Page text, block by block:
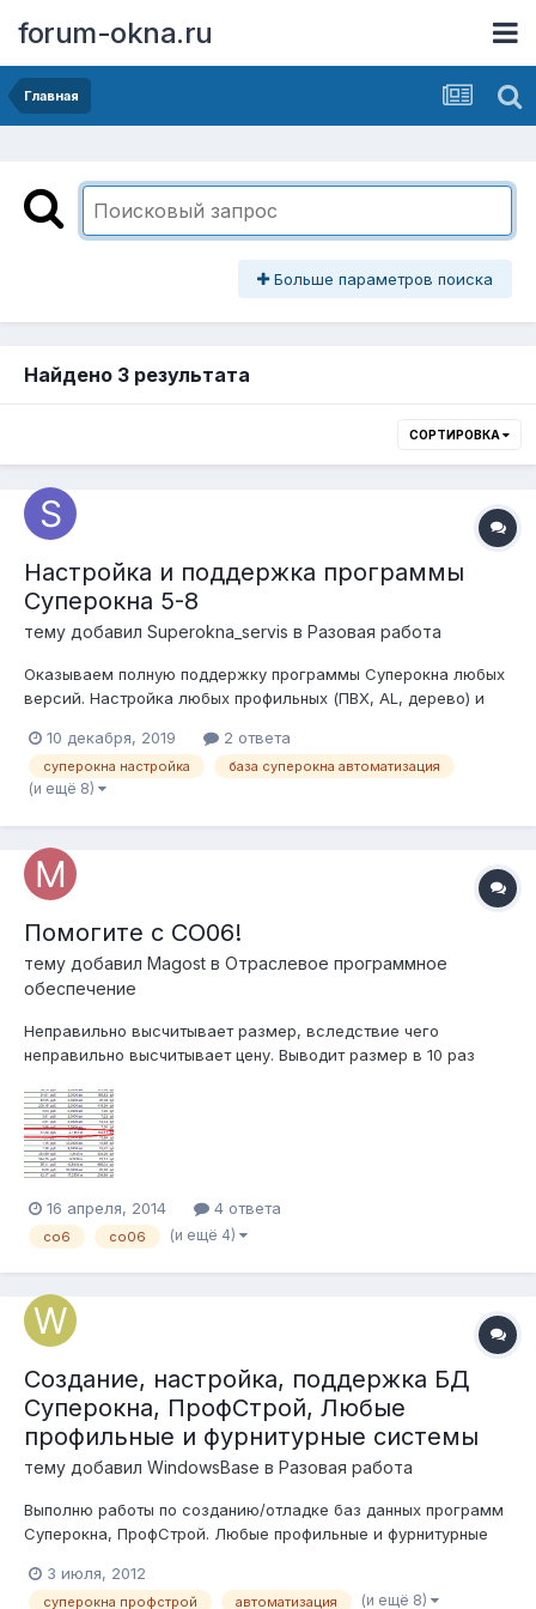
forum-okna.ru
Главная
Больше параметров поиска
Найдено 3 результата
СОРТИРОВКА
Настройка и поддержка программы
Суперокна 5-8
тему добавил Superokna_servis в Разовая работа
Оказываем полную поддержку программы Суперокна любых
версий. Настройка любых профильных (ПВХ, AL, дерево) и
документации под реалии Вашего производства. Связка
Суперокна + 1С. Выгрузки в станки. Наша команда это спец...
10 декабря, 2019 2 ответа
суперокна настройка база суперокна автоматизация
(и ещё 8)
Помогите с СО06!
тему добавил Magost в Отраслевое программное
обеспечение
Неправильно высчитывает размер, вследствие чего
неправильно высчитывает цену. Выводит размер в 10 раз
16 апреля, 2014 4 ответа
со6 со06 (и ещё 4)
Создание, настройка, поддержка БД
Суперокна, ПрофСтрой, Любые
профильные и фурнитурные системы
тему добавил WindowsBase в Разовая работа
Выполню работы по созданию/отладке баз данных программ
Суперокна, ПрофСтрой. Любые профильные и фурнитурные
Суперокна+1С, дополнительные модули, внедрение
3 июля, 2012
суперокна профстрой автоматизация (и ещё 8)